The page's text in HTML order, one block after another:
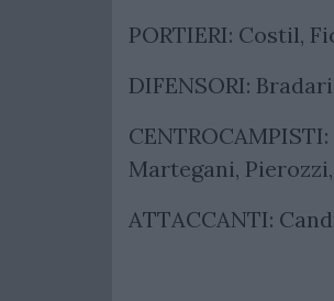
PORTIERI: Costil,
DIFENSORI:
Martegani,
ATTACCANTI: